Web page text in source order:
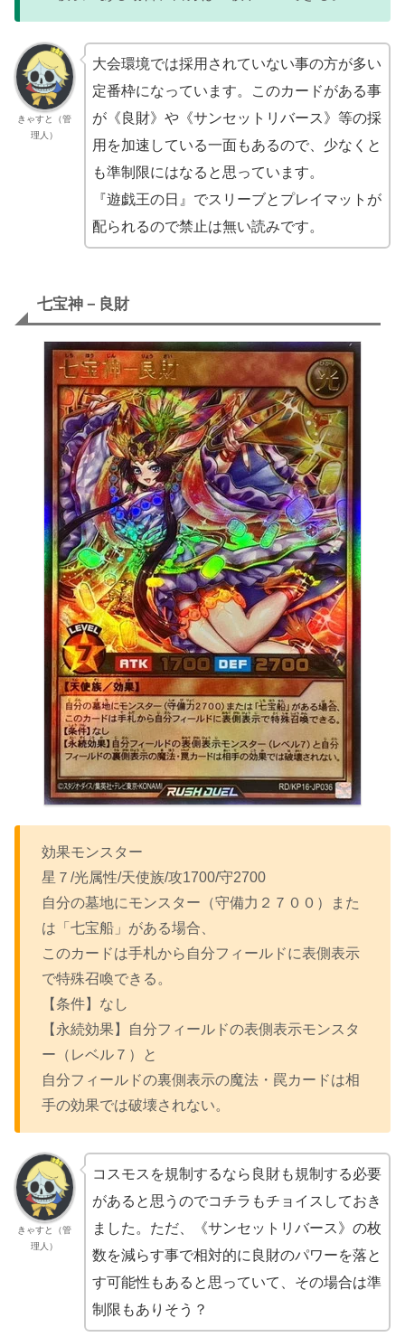
きゃすと（管
理人）
大会環境では採用されていない事の方が多い
定番枠になっています。このカードがある事
が《良財》や《サンセットリバース》等の採
用を加速している一面もあるので、少なくと
も準制限にはなると思っています。
『遊戯王の日』でスリーブとプレイマットが
配られるので禁止は無い読みです。
七宝神－良財
効果モンスター
星７/光属性/天使族/攻1700/守2700
自分の墓地にモンスター（守備力２７００）また
は「七宝船」がある場合、
このカードは手札から自分フィールドに表側表示
で特殊召喚できる。
【条件】なし
【永続効果】自分フィールドの表側表示モンスタ
ー（レベル７）と
自分フィールドの裏側表示の魔法・罠カードは相
手の効果では破壊されない。
きゃすと（管
理人）
コスモスを規制するなら良財も規制する必要
があると思うのでコチラもチョイスしておき
ました。ただ、《サンセットリバース》の枚
数を減らす事で相対的に良財のパワーを落と
す可能性もあると思っていて、その場合は準
制限もありそう？